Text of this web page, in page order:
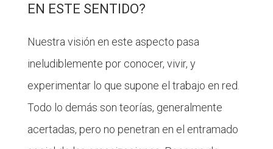
EN ESTE SENTIDO?
Nuestra visión en este aspecto pasa
ineludiblemente por conocer, vivir, y
experimentar lo que supone el trabajo en red.
Todo lo demás son teorías, generalmente
acertadas, pero no penetran en el entramado